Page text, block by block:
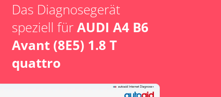
Das Diagnosegerät
speziell fürAUDI A4 B6
Avant (8E5) 1.8 T
quattro